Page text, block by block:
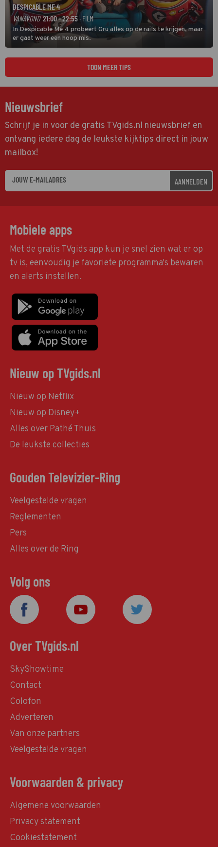
DESPICABLE ME 4
VANAVOND 21:00 - 22:55 · FILM
In Despicable Me 4 probeert Gru alles op de rails te krijgen, maar
er gaat weer een hoop mis.
TOON MEER TIPS
Nieuwsbrief
Schrijf je in voor de gratis TVgids.nl nieuwsbrief en
ontvang iedere dag de leukste kijktips direct in jouw
mailbox!
AANMELDEN
Mobiele apps
Met de gratis TVgids app kun je snel zien wat er op
tv is, eenvoudig je favoriete programma's bewaren
en alerts instellen.
Nieuw op TVgids.nl
Nieuw op Netflix
Nieuw op Disney+
Alles over Pathé Thuis
De leukste collecties
Gouden Televizier-Ring
Veelgestelde vragen
Reglementen
Pers
Alles over de Ring
Volg ons
Over TVgids.nl
SkyShowtime
Contact
Colofon
Adverteren
Van onze partners
Veelgestelde vragen
Voorwaarden & privacy
Algemene voorwaarden
Privacy statement
Cookiestatement